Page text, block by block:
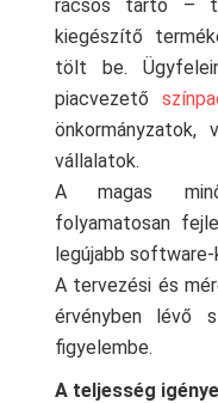
rácsos tartó –
kiegészítő
tölt be.
piacvezető
önkormányzatok,
vállalatok.
A magas
folyamatosan
legújabb software-
A tervezési és
érvényben lévő
figyelembe.
A teljesség